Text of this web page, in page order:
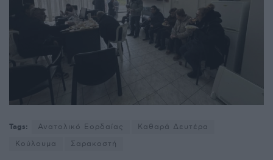
Tags: Ανατολικό Εορδαίας
Καθαρά Δευτέρα
Κούλουμα
Σαρακοστή